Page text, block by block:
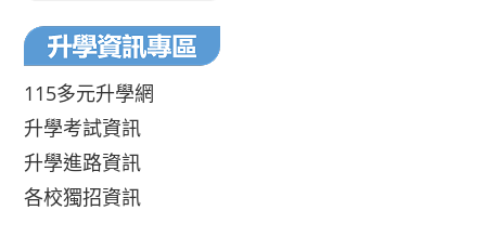
115多元升學網
升學考試資訊
升學進路資訊
各校獨招資訊